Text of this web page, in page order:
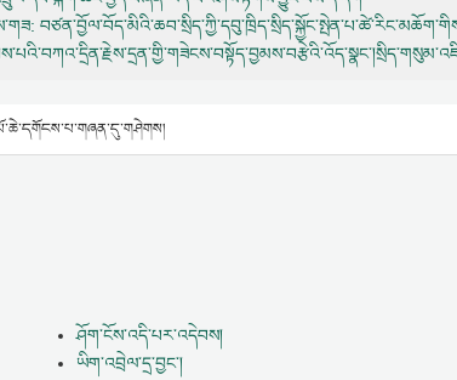
:
ཤོག་ངོས་འདི་པར་འདེབས།
ཡིག་འབྲེལ་དྲ་བྱང་།